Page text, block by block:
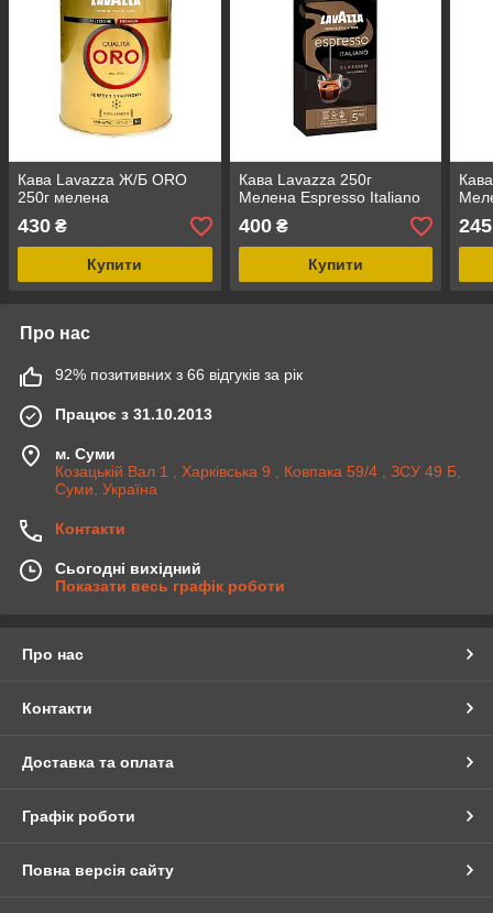
Кава Lavazza Ж/Б ORO
250г мелена
430 ₴
Купити
Кава Lavazza 250г
Мелена Espresso Italiano
400₴
Купити
245
Про нас
92% позитивних з 66 відгуків за рік
Працює з 31.10.2013
м. Суми
Козацькій Вал 1 , Харківська 9 , Ковпака 59/4 , ЗСУ 49 Б,
Суми, Україна
Контакти
Сьогодні вихідний
Показати весь графік роботи
Про нас
Контакти
Доставка та оплата
Графік роботи
Повна версія сайту